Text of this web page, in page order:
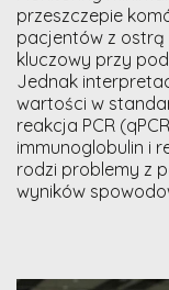
przeszczepie
pacjentów z ostrą
kluczowy przy
Jednak
wartości w
reakcja PCR
immunoglobulin i
rodzi problemy z
wyników